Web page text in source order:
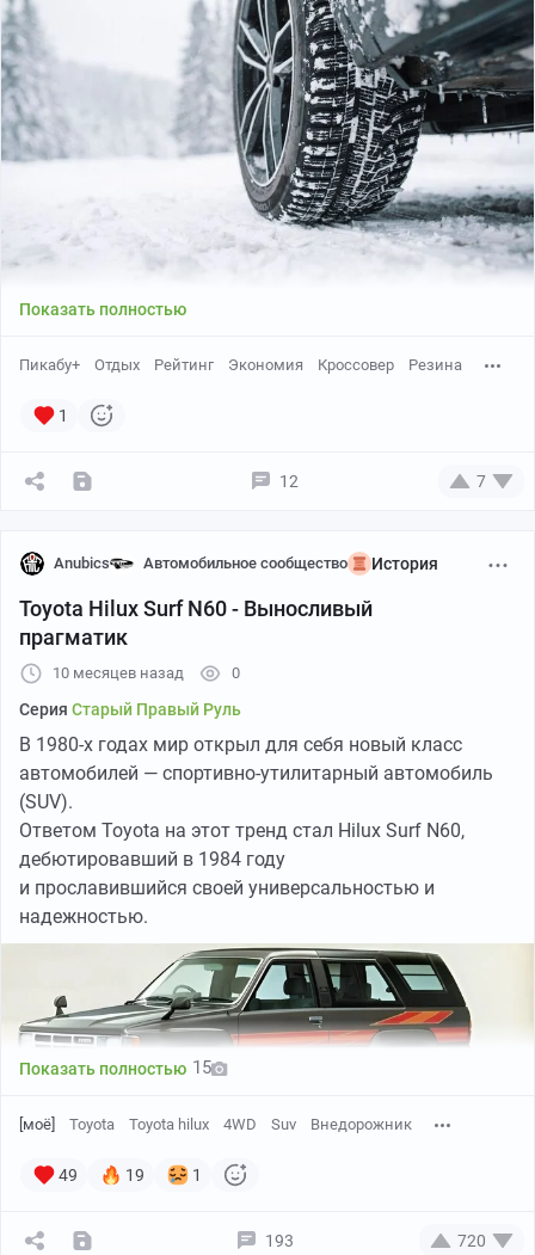
Показать полностью
Пикабу+ Отдых Рейтинг Экономия Кроссовер Резина
1
12 7
Anubics Автомобильное сообщество История
Toyota Hilux Surf N60 - Выносливый
прагматик
10 месяцев назад 0
Серия Старый Правый Руль
В 1980-х годах мир открыл для себя новый класс
автомобилей — спортивно-утилитарный автомобиль
(SUV).
Ответом Toyota на этот тренд стал Hilux Surf N60,
дебютировавший в 1984 году
и прославившийся своей универсальностью и
надежностью.
Показать полностью 15
[моё] Toyota Toyota hilux 4WD Suv Внедорожник
49 19 1
193 720